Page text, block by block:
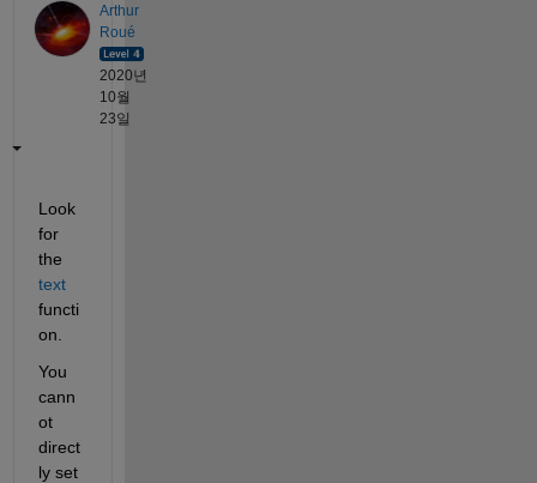
Arthur
Roué
2020년
10월
23일
Look
for
the
text
functi
on.
You
cann
ot
direct
ly set